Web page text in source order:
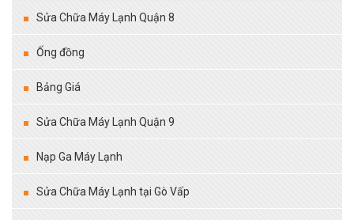
Sửa Chữa Máy Lạnh Quận 8
Ống đồng
Bảng Giá
Sửa Chữa Máy Lạnh Quận 9
Nạp Ga Máy Lạnh
Sửa Chữa Máy Lạnh tại Gò Vấp